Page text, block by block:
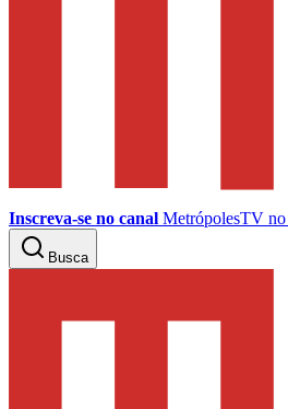
Inscreva-se no canal MetrópolesTV no
Busca